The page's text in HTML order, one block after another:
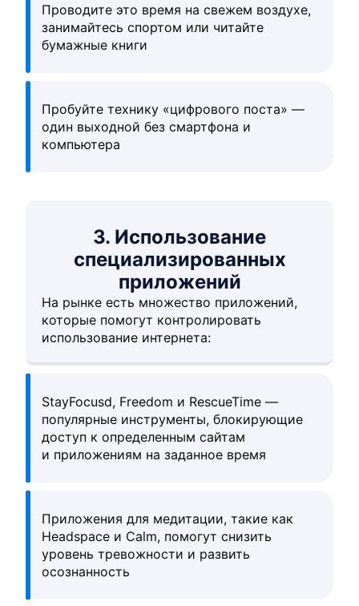
Проводите это время на свежем воздухе,
занимайтесь спортом или читайте
бумажные книги
Пробуйте технику «цифрового поста» —
один выходной без смартфона и
компьютера
3. Использование
специализированных
приложений
На рынке есть множество приложений,
которые помогут контролировать
использование интернета:
StayFocusd, Freedom и RescueTime —
популярные инструменты, блокирующие
доступ к определенным сайтам
и приложениям на заданное время
Приложения для медитации, такие как
Headspace и Calm, помогут снизить
уровень тревожности и развить
осознанность